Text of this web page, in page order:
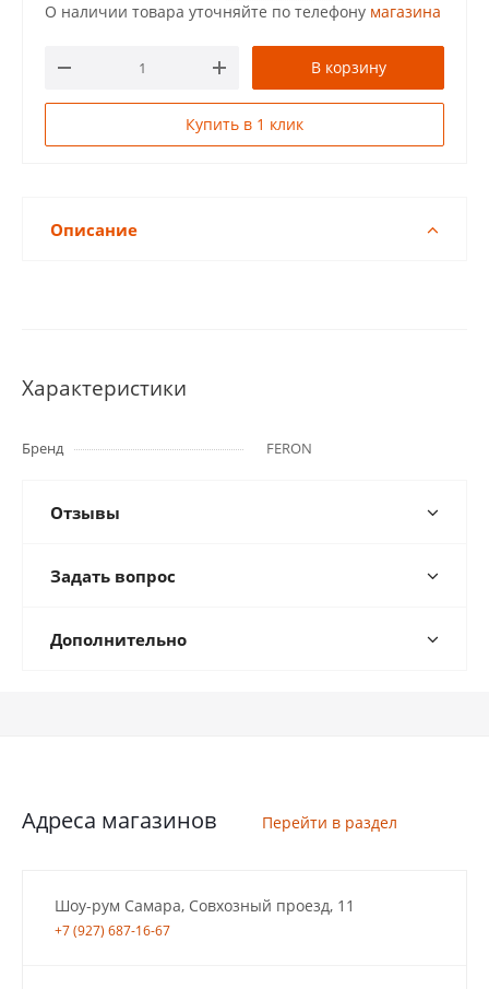
О наличии товара уточняйте по телефону магазина
В корзину
Купить в 1 клик
Описание
Характеристики
Бренд FERON
Отзывы
Задать вопрос
Дополнительно
Адреса магазинов Перейти в раздел
Шоу-рум Самара, Совхозный проезд, 11
+7 (927) 687-16-67